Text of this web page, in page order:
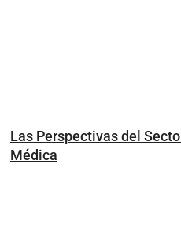
Las Perspectivas del
Médica